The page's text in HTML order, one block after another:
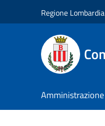
Regione Lombardia
Amministrazione